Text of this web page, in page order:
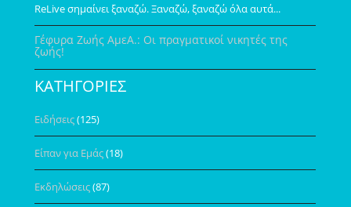
ReLive σημαίνει ξαναζώ. Ξαναζώ, ξαναζώ όλα αυτά...
Γέφυρα Ζωής ΑμεΑ.: Οι πραγματικοί νικητές της
ζωής!
ΚΑΤΗΓΟΡΙΕΣ
Ειδήσεις(125)
Είπαν για Εμάς(18)
Εκδηλώσεις(87)